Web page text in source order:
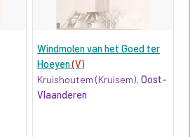
Windmolen van het Goed ter
Hoeyen(V)
Kruishoutem (Kruisem),Oost-
Vlaanderen